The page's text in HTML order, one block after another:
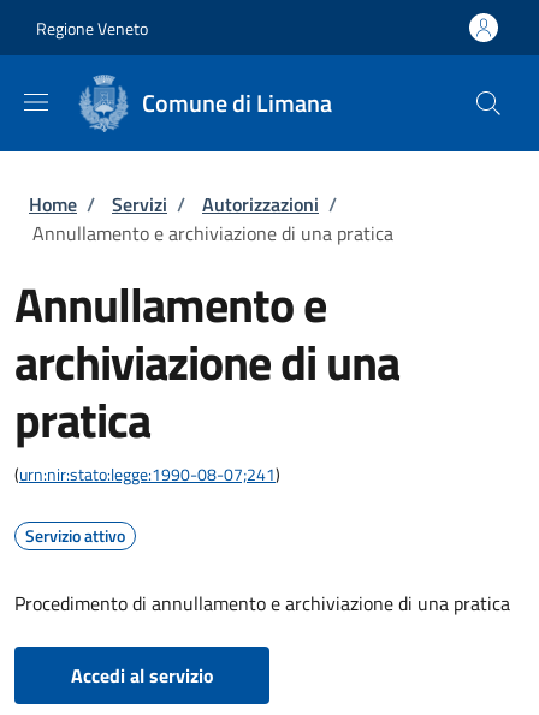
Regione Veneto
Comune di Limana
Briciole di pane
Home / Servizi / Autorizzazioni /
Annullamento e archiviazione di una pratica
Annullamento e
archiviazione di una
pratica
(urn:nir:stato:legge:1990-08-07;241)
Servizio attivo
Procedimento di annullamento e archiviazione di una pratica
Accedi al servizio